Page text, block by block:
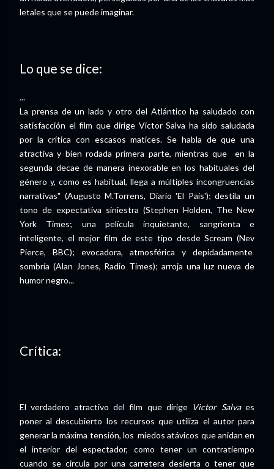
letales que se puede imaginar.
Lo que se dice:
...
La prensa de un lado y otro del Atlántico ha saludado con
satisfacción el film que dirige Victor Salva ha sido saludada
por la crítica con escasos matices. Se habla de que una
atractiva y bien rodada primera parte, mientras que en la
segunda decae de manera inexorable en los habituales del
género y, como es habitual, llega a múltiples incongruencias
narrativas" (Augusto M.Torrens, Diario 'El País'); destila un
tono de expectativa siniestra (Stephen Holden, The New
York Times; una película inquietante, sangrienta e
inteligente, el mejor film de este tipo desde Scream (Nev
Pierce, BBC); evocadora, atmosférica y depidadamente
sombría (Alan Jones, Radio Times); arroja una luz nueva de
humor negro...
Crítica:
El verdadero atractivo del film que dirige Victor Salvaes
poner al descubierto los recursos que utiliza el autor para
generar la máxima tensión, los miedos atávicos que anidan en
el interior del espectador, como tener un contratiempo
cuando se circula por una carretera desierta o tener que